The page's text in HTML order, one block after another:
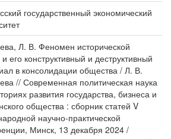
государственный экономический
Л. В. Феномен исторической
его конструктивный и деструктивный
в консолидации общества / Л. В.
// Современная политическая наука
развития государства, бизнеса и
общества : сборник статей V
научно-практической
Минск, 13 декабря 2024 /